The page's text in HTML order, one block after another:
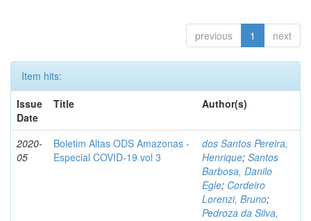
previous 1 next
Item hits:
Issue
Date
Title Author(s)
2020-
05
Boletim Altas ODS Amazonas -
Especial COVID-19 vol 3
dos Santos Pereira,
Henrique; Santos
Barbosa, Danilo
Egle; Cordeiro
Lorenzi, Bruno;
Pedroza da Silva,